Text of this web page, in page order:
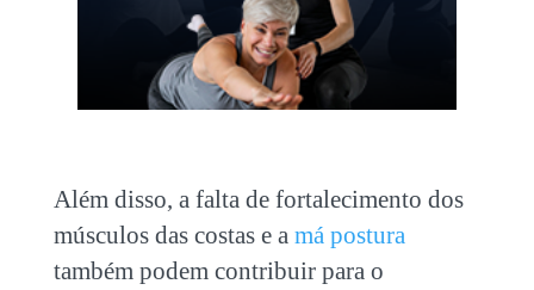
Além disso, a falta de fortalecimento dos
músculos das costas e a má postura
também podem contribuir para o